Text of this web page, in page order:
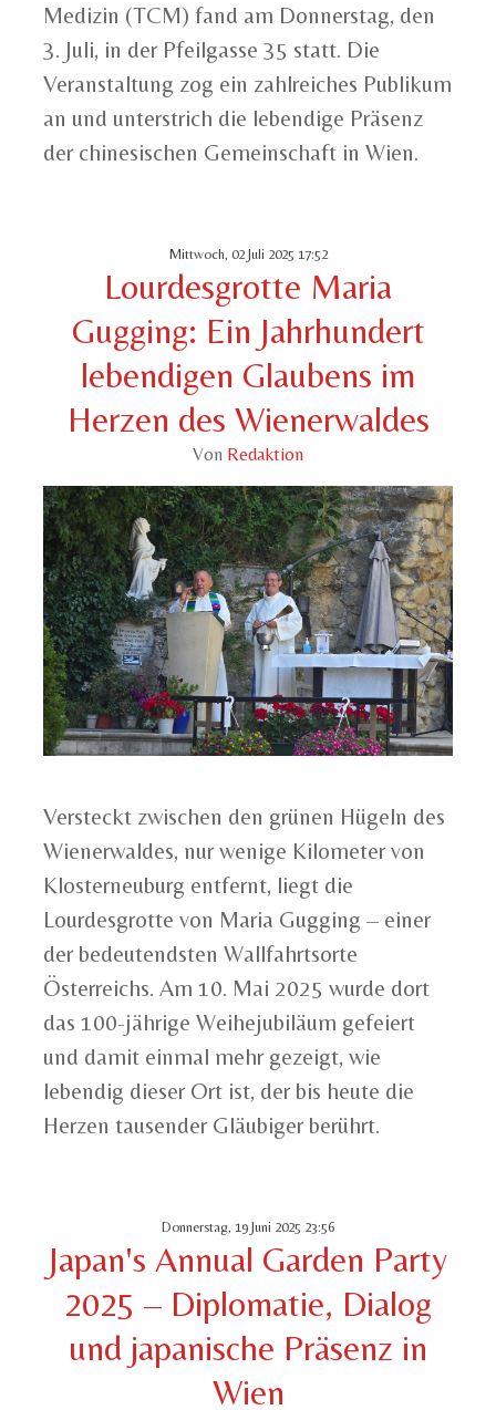
Medizin (TCM) fand am Donnerstag, den
3. Juli, in der Pfeilgasse 35 statt. Die
Veranstaltung zog ein zahlreiches Publikum
an und unterstrich die lebendige Präsenz
der chinesischen Gemeinschaft in Wien.
Mittwoch, 02 Juli 2025 17:52
Lourdesgrotte Maria
Gugging: Ein Jahrhundert
lebendigen Glaubens im
Herzen des Wienerwaldes
Von Redaktion
Versteckt zwischen den grünen Hügeln des
Wienerwaldes, nur wenige Kilometer von
Klosterneuburg entfernt, liegt die
Lourdesgrotte von Maria Gugging – einer
der bedeutendsten Wallfahrtsorte
Österreichs. Am 10. Mai 2025 wurde dort
das 100-jährige Weihejubiläum gefeiert
und damit einmal mehr gezeigt, wie
lebendig dieser Ort ist, der bis heute die
Herzen tausender Gläubiger berührt.
Donnerstag, 19 Juni 2025 23:56
Japan's Annual Garden Party
2025 – Diplomatie, Dialog
und japanische Präsenz in
Wien